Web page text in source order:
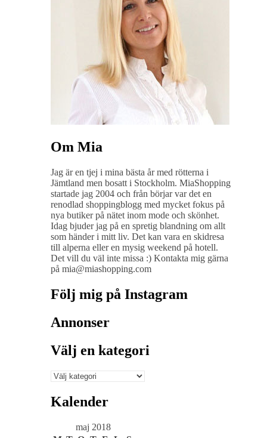
Om Mia
Jag är en tjej i mina bästa år med rötterna i
Jämtland men bosatt i Stockholm. MiaShopping
startade jag 2004 och från börjar var det en
renodlad shoppingblogg med mycket fokus på
nya butiker på nätet inom mode och skönhet.
Idag bjuder jag på en spretig blandning om allt
som händer i mitt liv. Det kan vara en skidresa
till alperna eller en mysig weekend på hotell.
Det vill du väl inte missa :) Kontakta mig gärna
på mia@miashopping.com
Följ mig på Instagram
Annonser
Välj en kategori
Välj
kategori
Kalender
maj 2018